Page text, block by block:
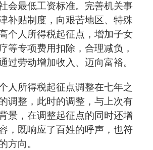
会最低工资标准。完善机关事
补贴制度，向艰苦地区、特殊
个人所得税起征点，增加子女
等专项费用扣除，合理减负，
过劳动增加收入、迈向富裕。
所得税起征点调整在七年之
调整，此时的调整，与上次有
景，在调整起征点的同时还增
，既响应了百姓的呼声，也符
方向。